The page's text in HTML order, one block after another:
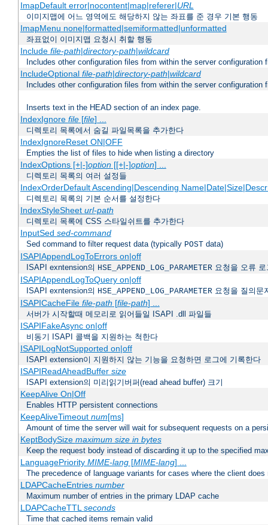
ImapDefault error|nocontent|map|referer|URL
이미지맵에 어느 영역에도 해당하지 않는 좌표를 준 경우 기본 행동
ImapMenu none|formatted|semiformatted|unformatted
좌표없이 이미지맵 요청시 취할 행동
Include file-path|directory-path|wildcard
Includes other configuration files from within the server configuration
IncludeOptional file-path|directory-path|wildcard
Includes other configuration files from within the server configuration
Inserts text in the HEAD section of an index page.
IndexIgnore file[file] ...
디렉토리 목록에서 숨길 파일목록을 추가한다
IndexIgnoreReset ON|OFF
Empties the list of files to hide when listing a directory
IndexOptions [+|-]option[[+|-]option] ...
디렉토리 목록의 여러 설정들
IndexOrderDefault Ascending|Descending
디렉토리 목록의 기본 순서를 설정한다
IndexStyleSheet url-path
디렉토리 목록에 CSS 스타일쉬트를 추가한다
InputSed sed-command
Sed command to filter request data (typically POST data)
ISAPIAppendLogToErrors on|off
ISAPI exntension의 HSE_APPEND_LOG_PARAMETER 요청을 오류
ISAPIAppendLogToQuery on|off
ISAPI exntension의 HSE_APPEND_LOG_PARAMETER 요청을 질의문
ISAPICacheFile file-path [file-path] ...
서버가 시작할때 메모리로 읽어들일 ISAPI .dll 파일들
ISAPIFakeAsync on|off
비동기 ISAPI 콜백을 지원하는 척한다
ISAPILogNotSupported on|off
ISAPI extension이 지원하지 않는 기능을 요청하면 로그에 기록한다
ISAPIReadAheadBuffer size
ISAPI extension의 미리읽기버퍼(read ahead buffer) 크기
KeepAlive On|Off
Enables HTTP persistent connections
KeepAliveTimeout num[ms]
Amount of time the server will wait for subsequent requests on a
KeptBodySize maximum size in bytes
Keep the request body instead of discarding it up to the specified
LanguagePriority MIME-lang[MIME-lang] ...
The precedence of language variants for cases where the client
LDAPCacheEntries number
Maximum number of entries in the primary LDAP cache
LDAPCacheTTLseconds
Time that cached items remain valid